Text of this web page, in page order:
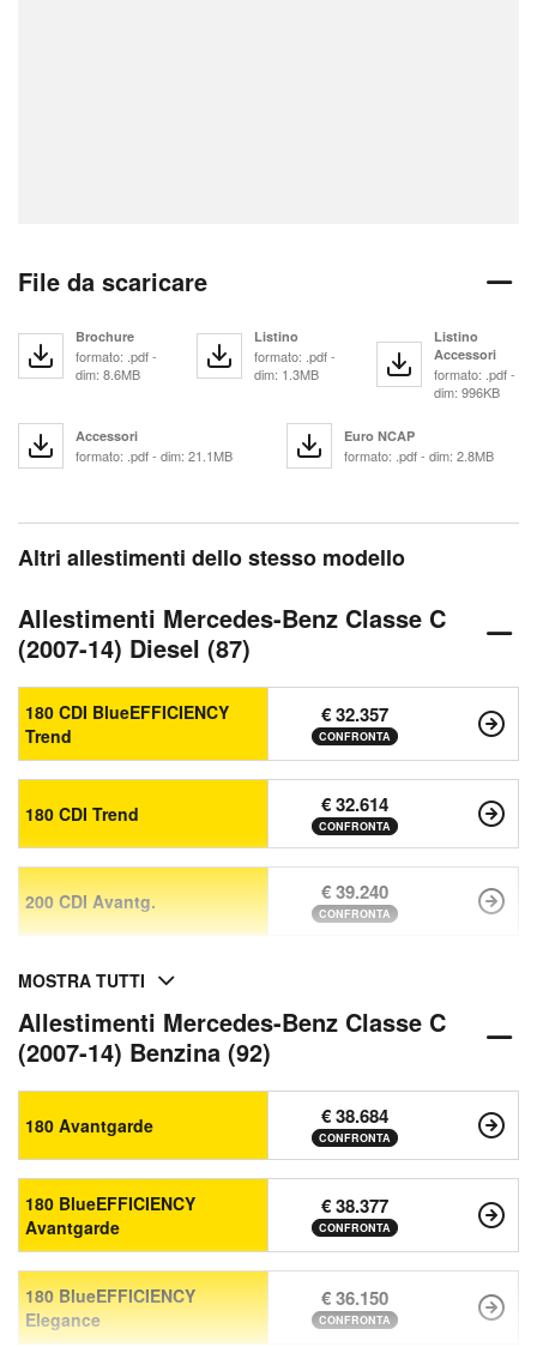
File da scaricare
Brochure
formato: .pdf -
dim: 8.6MB
Listino
formato: .pdf -
dim: 1.3MB
Listino
Accessori
formato: .pdf -
dim: 996KB
Accessori
formato: .pdf - dim: 21.1MB
Euro NCAP
formato: .pdf - dim: 2.8MB
Altri allestimenti dello stesso modello
Allestimenti Mercedes-Benz Classe C
(2007-14) Diesel (87)
180 CDI BlueEFFICIENCY
Trend
€ 32.357
CONFRONTA
180 CDI Trend € 32.614
CONFRONTA
200 CDI Avantg. € 39.240
CONFRONTA
MOSTRA TUTTI
Allestimenti Mercedes-Benz Classe C
(2007-14) Benzina (92)
180 Avantgarde € 38.684
CONFRONTA
180 BlueEFFICIENCY
Avantgarde
€ 38.377
CONFRONTA
180 BlueEFFICIENCY
Elegance
€ 36.150
CONFRONTA